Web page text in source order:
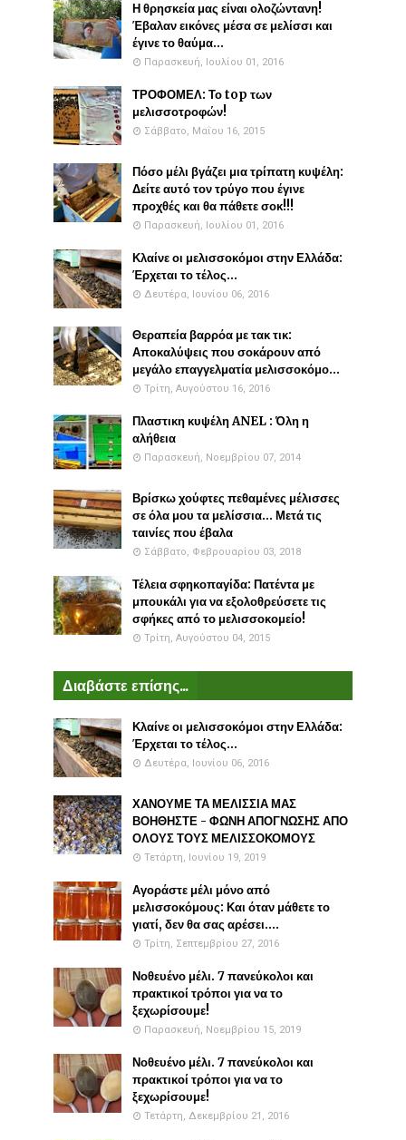
Η θρησκεία μας είναι ολοζώντανη!
Έβαλαν εικόνες μέσα σε μελίσσι και
έγινε το θαύμα...
Παρασκευή, Ιουλίου 01, 2016
ΤΡΟΦΟΜΕΛ: Το top των
μελισσοτροφών!
Σάββατο, Μαΐου 16, 2015
Πόσο μέλι βγάζει μια τρίπατη κυψέλη:
Δείτε αυτό τον τρύγο που έγινε
προχθές και θα πάθετε σοκ!!!
Παρασκευή, Ιουλίου 01, 2016
Κλαίνε οι μελισσοκόμοι στην Ελλάδα:
Έρχεται το τέλος...
Δευτέρα, Ιουνίου 06, 2016
Θεραπεία βαρρόα με τακ τικ:
Αποκαλύψεις που σοκάρουν από
μεγάλο επαγγελματία μελισσοκόμο...
Τρίτη, Αυγούστου 16, 2016
Πλαστικη κυψέλη ANEL : Όλη η
αλήθεια
Παρασκευή, Νοεμβρίου 07, 2014
Βρίσκω χούφτες πεθαμένες μέλισσες
σε όλα μου τα μελίσσια... Μετά τις
ταινίες που έβαλα
Σάββατο, Φεβρουαρίου 03, 2018
Τέλεια σφηκοπαγίδα: Πατέντα με
μπουκάλι για να εξολοθρεύσετε τις
σφήκες από το μελισσοκομείο!
Τρίτη, Αυγούστου 04, 2015
Διαβάστε επίσης...
Κλαίνε οι μελισσοκόμοι στην Ελλάδα:
Έρχεται το τέλος...
Δευτέρα, Ιουνίου 06, 2016
ΧΑΝΟΥΜΕ ΤΑ ΜΕΛΙΣΣΙΑ ΜΑΣ
ΒΟΗΘΗΣΤΕ - ΦΩΝΗ ΑΠΟΓΝΩΣΗΣ ΑΠΟ
ΟΛΟΥΣ ΤΟΥΣ ΜΕΛΙΣΣΟΚΟΜΟΥΣ
Τετάρτη, Ιουνίου 19, 2019
Αγοράστε μέλι μόνο από
μελισσοκόμους: Και όταν μάθετε το
γιατί, δεν θα σας αρέσει....
Τρίτη, Σεπτεμβρίου 27, 2016
Νοθευένο μέλι. 7 πανεύκολοι και
πρακτικοί τρόποι για να το
ξεχωρίσουμε!
Παρασκευή, Νοεμβρίου 15, 2019
Νοθευένο μέλι. 7 πανεύκολοι και
πρακτικοί τρόποι για να το
ξεχωρίσουμε!
Τετάρτη, Δεκεμβρίου 21, 2016